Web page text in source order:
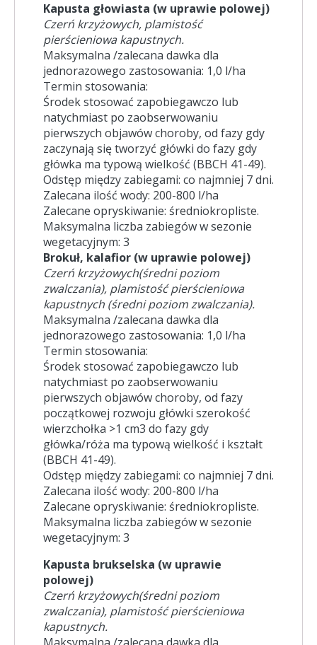
Kapusta głowiasta (w uprawie polowej)
Czerń krzyżowych, plamistość
pierścieniowa kapustnych.
Maksymalna /zalecana dawka dla
jednorazowego zastosowania: 1,0 l/ha
Termin stosowania:
Środek stosować zapobiegawczo lub
natychmiast po zaobserwowaniu
pierwszych objawów choroby, od fazy gdy
zaczynają się tworzyć główki do fazy gdy
główka ma typową wielkość (BBCH 41-49).
Odstęp między zabiegami: co najmniej 7 dni.
Zalecana ilość wody: 200-800 l/ha
Zalecane opryskiwanie: średniokropliste.
Maksymalna liczba zabiegów w sezonie
wegetacyjnym: 3
Brokuł, kalafior (w uprawie polowej)
Czerń krzyżowych(średni poziom
zwalczania), plamistość pierścieniowa
kapustnych (średni poziomzwalczania).
Maksymalna /zalecana dawka dla
jednorazowego zastosowania: 1,0 l/ha
Termin stosowania:
Środek stosować zapobiegawczo lub
natychmiast po zaobserwowaniu
pierwszych objawów choroby, od fazy
początkowej rozwoju główki szerokość
wierzchołka >1 cm3 do fazy gdy
główka/róża ma typową wielkość i kształt
(BBCH 41-49).
Odstęp między zabiegami: co najmniej 7 dni.
Zalecana ilość wody: 200-800 l/ha
Zalecane opryskiwanie: średniokropliste.
Maksymalna liczba zabiegów w sezonie
wegetacyjnym: 3
Kapusta brukselska (w uprawie
polowej)
Czerń krzyżowych(średni poziom
zwalczania), plamistość pierścieniowa
kapustnych.